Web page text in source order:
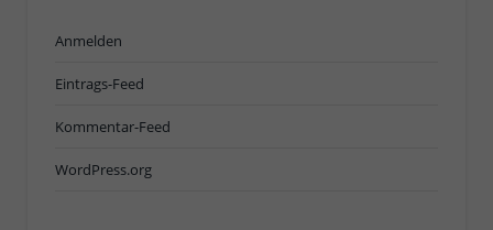
Anmelden
Eintrags-Feed
Kommentar-Feed
WordPress.org